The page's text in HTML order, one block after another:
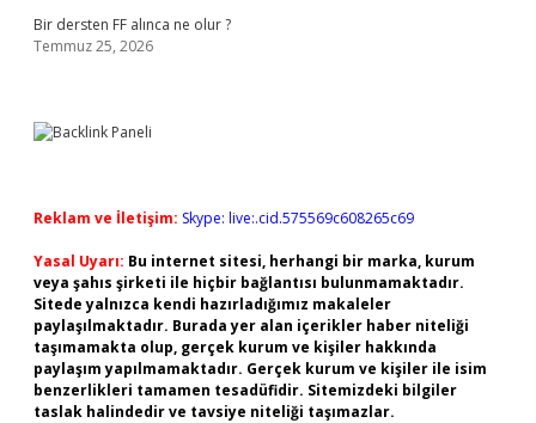
Bir dersten FF alınca ne olur ?
Temmuz 25, 2026
Reklam ve İletişim: Skype: live:.cid.575569c608265c69
Yasal Uyarı: Bu internet sitesi, herhangi bir marka, kurum
veya şahıs şirketi ile hiçbir bağlantısı bulunmamaktadır.
Sitede yalnızca kendi hazırladığımız makaleler
paylaşılmaktadır. Burada yer alan içerikler haber niteliği
taşımamakta olup, gerçek kurum ve kişiler hakkında
paylaşım yapılmamaktadır. Gerçek kurum ve kişiler ile isim
benzerlikleri tamamen tesadüfidir. Sitemizdeki bilgiler
taslak halindedir ve tavsiye niteliği taşımazlar.